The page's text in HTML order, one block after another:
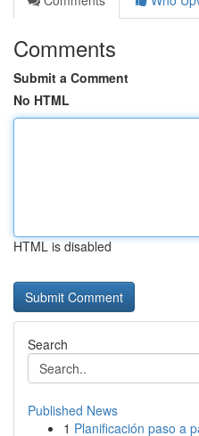
Comments
Submit a Comment
No HTML
HTML is disabled
Search
Published News
1 Planificación paso a